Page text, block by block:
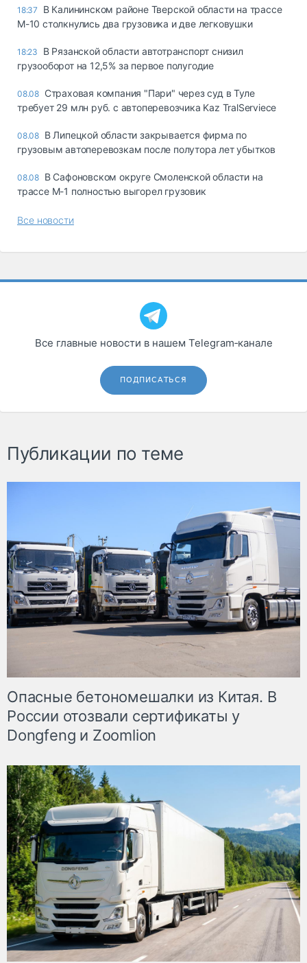
18:37
В Калининском районе Тверской области на трассе
М-10 столкнулись два грузовика и две легковушки
18:23
В Рязанской области автотранспорт снизил
грузооборот на 12,5% за первое полугодие
08.08 Страховая компания "Пари" через суд в Туле
требует 29 млн руб. с автоперевозчика Kaz TralServiece
08.08 В Липецкой области закрывается фирма по
грузовым автоперевозкам после полутора лет убытков
08.08 В Сафоновском округе Смоленской области на
трассе М-1 полностью выгорел грузовик
Все новости
Все главные новости в нашем Telegram‑канале
ПОДПИСАТЬСЯ
Публикации по теме
Опасные бетономешалки из Китая. В
России отозвали сертификаты у
Dongfeng и Zoomlion